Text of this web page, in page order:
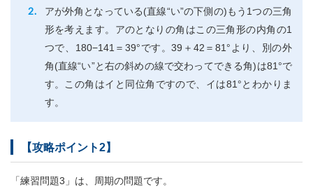
アが外角となっている(直線“い”の下側の)もう1つの三角
形を考えます。アのとなりの角はこの三角形の内角の1
つで、180−141＝39°です。39＋42＝81°より、別の外
角(直線“い”と右の斜めの線で交わってできる角)は81°で
す。この角はイと同位角ですので、イは81°とわかりま
す。
【攻略ポイント2】
「練習問題3」は、周期の問題です。